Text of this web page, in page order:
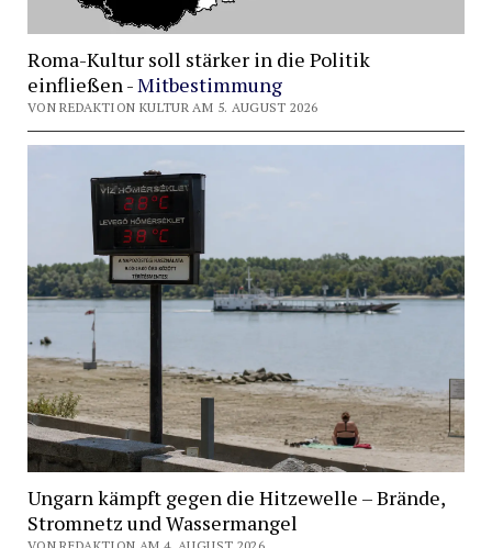
Roma-Kultur soll stärker in die Politik
einfließen -Mitbestimmung
VON REDAKTION KULTUR AM 5. AUGUST 2026
Ungarn kämpft gegen die Hitzewelle – Brände,
Stromnetz und Wassermangel